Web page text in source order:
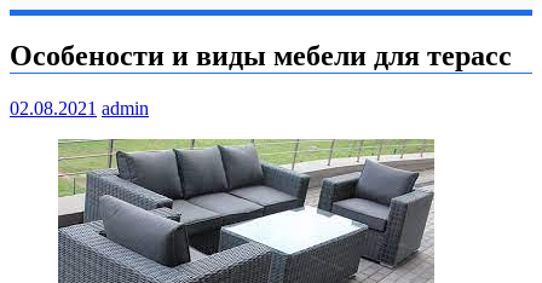
Особености и виды мебели для терасс
02.08.2021 admin